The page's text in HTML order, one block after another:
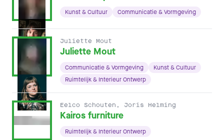
Kunst & Cultuur Communicatie & Vormgeving
Juliette Mout
Juliette Mout
Communicatie & Vormgeving
Kunst & Cultuur
Ruimtelijk & Interieur Ontwerp
Eelco Schouten, Joris Helming
Kairos furniture
Ruimtelijk & Interieur Ontwerp